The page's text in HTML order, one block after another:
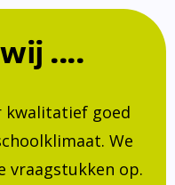
....
kwalitatief goed
We
vraagstukken op.